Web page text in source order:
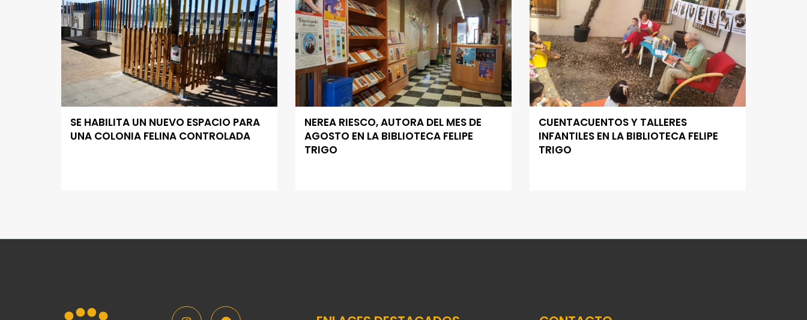
SE HABILITA UN NUEVO ESPACIO PARA
UNA COLONIA FELINA CONTROLADA
NEREA RIESCO, AUTORA DEL MES DE
AGOSTO EN LA BIBLIOTECA FELIPE
TRIGO
CUENTACUENTOS Y TALLERES
INFANTILES EN LA BIBLIOTECA FELIPE
TRIGO